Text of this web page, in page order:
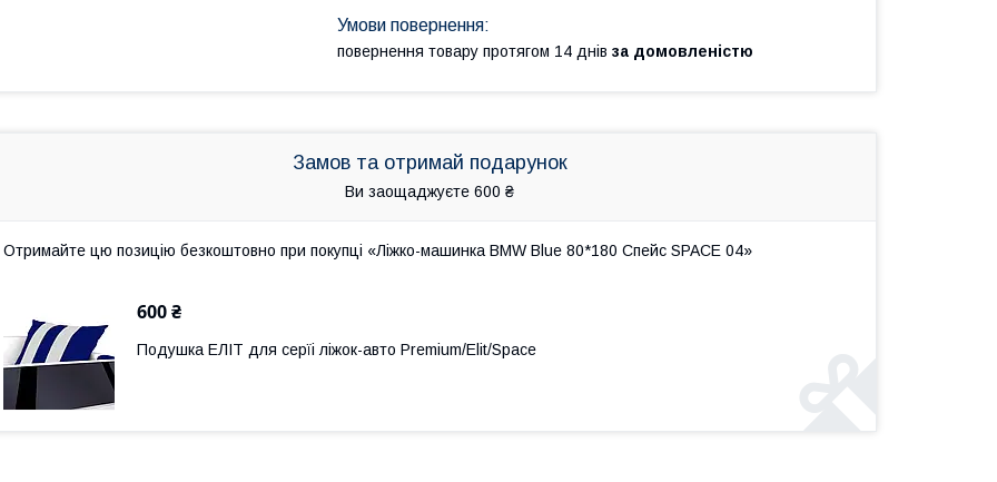
повернення товару протягом 14 днів за домовленістю
Замов та отримай подарунок
Ви заощаджуєте 600 ₴
Отримайте цю позицію безкоштовно при покупці «Ліжко-машинка BMW Blue 80*180 Спейс SPACE 04»
600 ₴
Подушка ЕЛІТ для серїі ліжок-авто Premium/Elit/Space